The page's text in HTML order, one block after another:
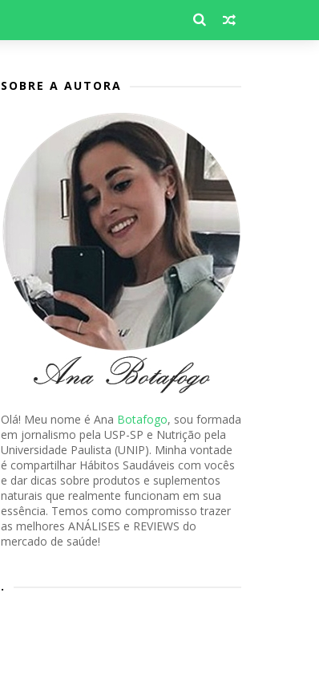
SOBRE A AUTORA
Olá! Meu nome é Ana Botafogo, sou formada
em jornalismo pela USP-SP e Nutrição pela
Universidade Paulista (UNIP). Minha vontade
é compartilhar Hábitos Saudáveis com vocês
e dar dicas sobre produtos e suplementos
naturais que realmente funcionam em sua
essência. Temos como compromisso trazer
as melhores ANÁLISES e REVIEWS do
mercado de saúde!
.